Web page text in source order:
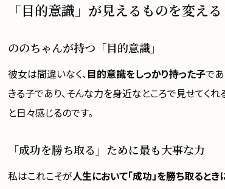
「目的意識」が見えるものを変える
ののちゃんが持つ「目的意識」
彼女は間違いなく、 目的意識をしっかり持った子であ
きる子であり、そんな力を身近なところで見せてく
と日々感じるのです。
「成功を勝ち取る」ために最も大事な力
私はこれこそが人生において「成功」を勝ち取るとき